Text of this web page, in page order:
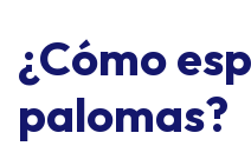
¿Cómo
palomas?